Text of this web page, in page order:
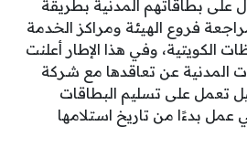
بطاقاتهم المدنية بطريقة
فروع الهيئة ومراكز الخدمة
الكويتية، وفي هذا الإطار أعلنت
المدنية عن تعاقدها مع شركة
تعمل على تسليم البطاقات
عمل بدءًا من تاريخ استلامها